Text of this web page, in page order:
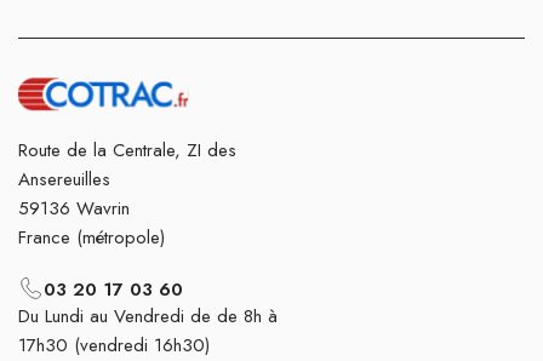
Route de la Centrale, ZI des
Ansereuilles
59136 Wavrin
France (métropole)
03 20 17 03 60
Du Lundi au Vendredi de de 8h à
17h30 (vendredi 16h30)